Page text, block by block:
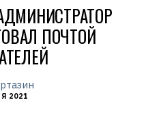
ПОЧТОЙ
2021